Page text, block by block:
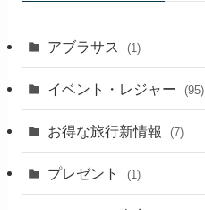
アブラサス (1)
イベント・レジャー (95)
お得な旅行新情報 (7)
プレゼント (1)